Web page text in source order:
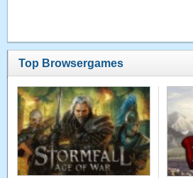
Top Browsergames